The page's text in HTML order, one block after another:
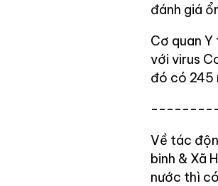
đánh giá
Cơ quan
với virus
đó có 245
Về tác
binh & Xã
nước thì